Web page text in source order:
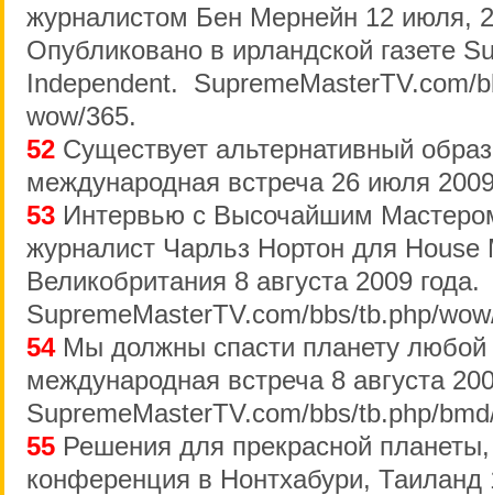
журналистом Бен Мернейн 12 июля,
Опубликовано в ирландской газете
Independent. SupremeMasterTV.com/
wow/365.
52 Существует альтернативный
международная встреча 26 июля
53 Интервью с Высочайшим
журналист Чарльз Нортон для House
Великобритания 8 августа 2009 года.
SupremeMasterTV.com/bbs/tb.php/
54Мы должны спасти планету любой
международная встреча 8 августа
SupremeMasterTV.com/bbs/tb.php/
55 Решения для прекрасной
конференция в Нонтхабури, Таиланд